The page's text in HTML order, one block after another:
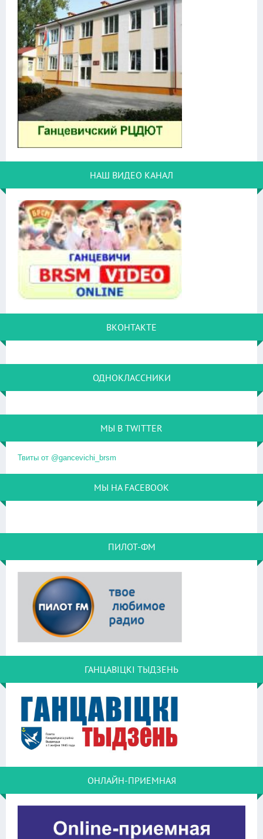
НАШ ВИДЕО КАНАЛ
ВКОНТАКТЕ
ОДНОКЛАССНИКИ
МЫ В TWITTER
Твиты от @gancevichi_brsm
МЫ НА FACEBOOK
ПИЛОТ-ФМ
ГАНЦАВІЦКІ ТЫДЗЕНЬ
ОНЛАЙН-ПРИЕМНАЯ